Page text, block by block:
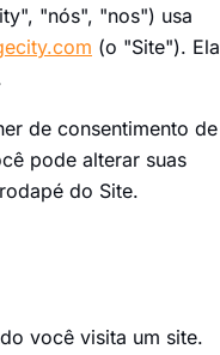
"nós", "nos") usa
(o "Site"). Ela
de consentimento de
pode alterar suas
do Site.
você visita um site.